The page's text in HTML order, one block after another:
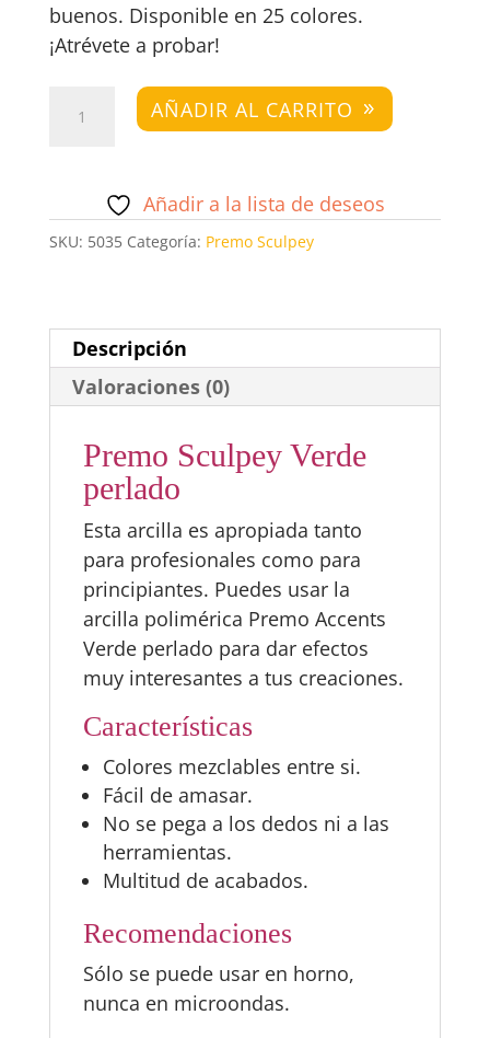
buenos. Disponible en 25 colores.
¡Atrévete a probar!
Sculpey
perlado
cantidad
AÑADIR AL CARRITO
Añadir a la lista de deseos
SKU: 5035 Categoría: Premo Sculpey
Descripción
Valoraciones (0)
Premo Sculpey Verde
perlado
Esta arcilla es apropiada tanto
para profesionales como para
principiantes. Puedes usar la
arcilla polimérica Premo Accents
Verde perlado para dar efectos
muy interesantes a tus creaciones.
Características
Colores mezclables entre si.
Fácil de amasar.
No se pega a los dedos ni a las
herramientas.
Multitud de acabados.
Recomendaciones
Sólo se puede usar en horno,
nunca en microondas.